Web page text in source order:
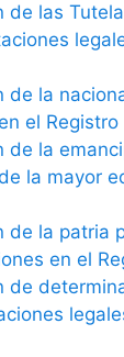
de las
de la
el Registro
de la
la mayor
de la patria
en el
de